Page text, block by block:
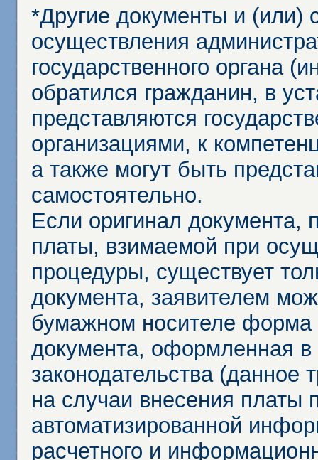
*Другие документы и (или)
осуществления
государственного органа
обратился гражданин, в
представляются
организациями, к
а также могут быть
самостоятельно.
Если оригинал документа,
платы, взимаемой при
процедуры, существует
документа, заявителем
бумажном носителе форма
документа, оформленная в
законодательства (данное
на случаи внесения платы
автоматизированной
расчетного и